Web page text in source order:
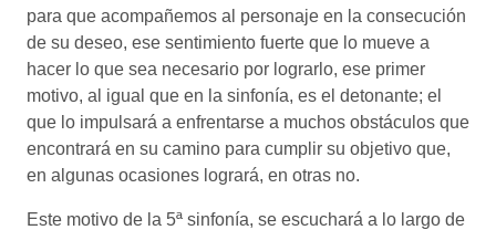
para que acompañemos al personaje en la consecución
de su deseo, ese sentimiento fuerte que lo mueve a
hacer lo que sea necesario por lograrlo, ese primer
motivo, al igual que en la sinfonía, es el detonante; el
que lo impulsará a enfrentarse a muchos obstáculos que
encontrará en su camino para cumplir su objetivo que,
en algunas ocasiones logrará, en otras no.
Este motivo de la 5ª sinfonía, se escuchará a lo largo de